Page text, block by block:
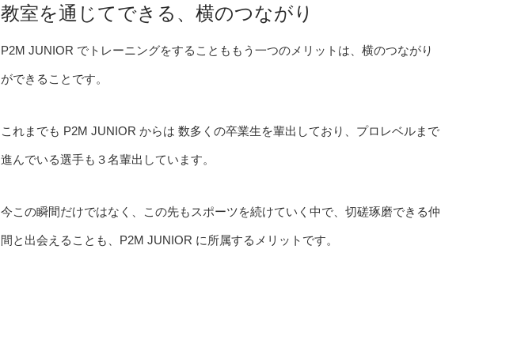
教室を通じてできる、横のつながり
P2M JUNIOR でトレーニングをすることももう一つのメリットは、横のつながり
ができることです。
これまでも P2M JUNIOR からは 数多くの卒業生を輩出しており、プロレベルまで
進んでいる選手も３名輩出しています。
今この瞬間だけではなく、この先もスポーツを続けていく中で、切磋琢磨できる仲
間と出会えることも、P2M JUNIOR に所属するメリットです。